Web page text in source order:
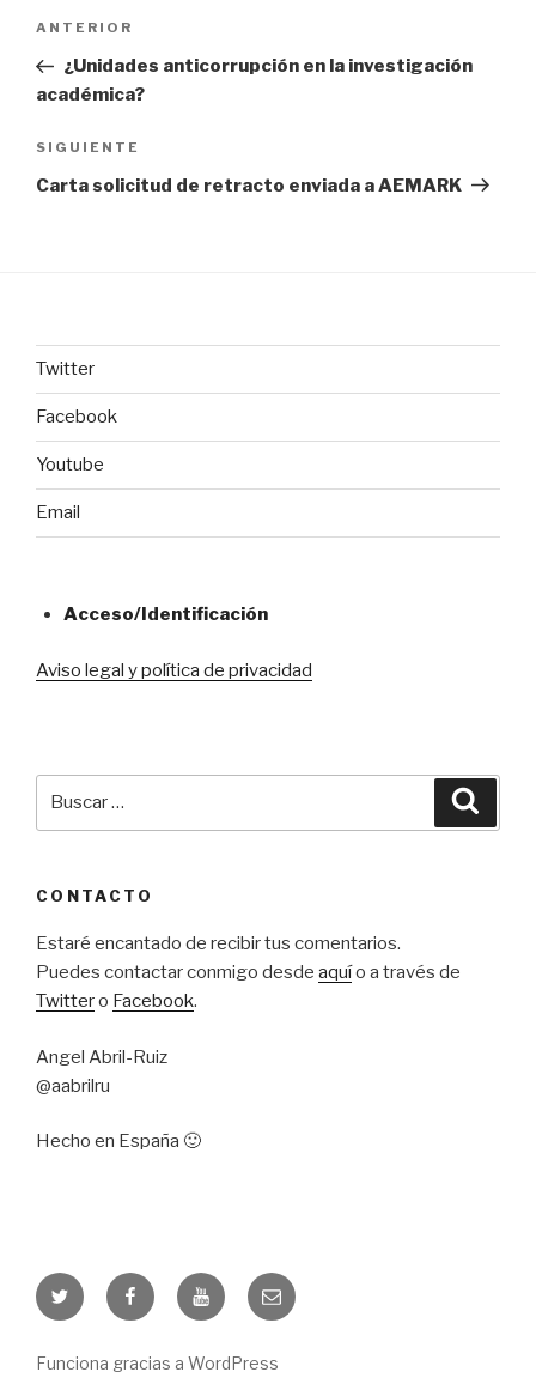
Navegación
entradas
Entrada
anterior:
ANTERIOR
¿Unidades anticorrupción en la investigación
académica?
Siguiente
entrada
SIGUIENTE
Carta solicitud de retracto enviada a AEMARK
Twitter
Facebook
Youtube
Email
Acceso/Identificación
Aviso legal y política de privacidad
CONTACTO
Estaré encantado de recibir tus comentarios.
Puedes contactar conmigo desde aquío a través de
Twittero Facebook.
Angel Abril-Ruiz
@aabrilru
Hecho en España 🙂
Twitter FacebookYoutubeEmail
Funciona gracias a WordPress